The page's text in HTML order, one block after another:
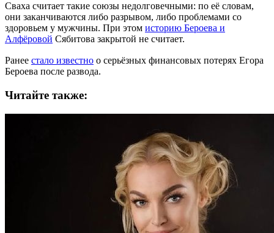
Сваха считает такие союзы недолговечными: по её словам,
они заканчиваются либо разрывом, либо проблемами со
здоровьем у мужчины. При этом историю Бероева и
Алфёровой Сябитова закрытой не считает.
Ранее стало известно о серьёзных финансовых потерях Егора
Бероева после развода.
Читайте также: